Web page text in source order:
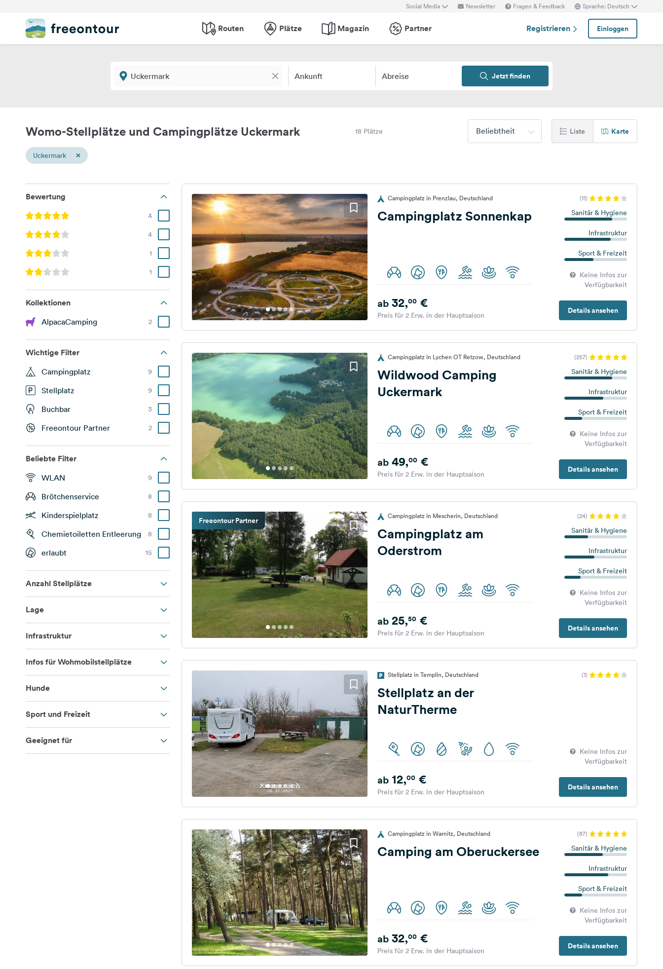
Social Media Newsletter Fragen & Feedback Sprache: Deutsch
Routen Plätze Magazin Partner Registrieren Einloggen
Ankunft Abreise Jetzt finden
Womo-Stellplätze und Campingplätze Uckermark 18 Plätze Beliebtheit Liste Karte
Uckermark ×
Bewertung
4
4
1
1
Kollektionen
AlpacaCamping 2
Wichtige Filter
Campingplatz 9
Stellplatz 9
Buchbar 3
Freeontour Partner 2
Beliebte Filter
WLAN 9
Brötchenservice 8
Kinderspielplatz 8
Chemietoiletten Entleerung 8
erlaubt 15
Anzahl Stellplätze
Lage
Infrastruktur
Infos für Wohmobilstellplätze
Hunde
Sport und Freizeit
Geeignet für
Campingplatz in Prenzlau, Deutschland (11)
Campingplatz Sonnenkap Sanitär & Hygiene
Infrastruktur
Sport & Freizeit
Keine Infos zur
Verfügbarkeit
Details ansehen
ab32,00€
Preis für 2 Erw. in der Hauptsaison
Campingplatz in Lychen OT Retzow, Deutschland (257)
Wildwood Camping
Uckermark
Sanitär & Hygiene
Infrastruktur
Sport & Freizeit
Keine Infos zur
Verfügbarkeit
Details ansehen
ab49,00€
Preis für 2 Erw. in der Hauptsaison
Freeontour Partner Campingplatz in Mescherin, Deutschland (24)
Campingplatz am
Oderstrom
Sanitär & Hygiene
Infrastruktur
Sport & Freizeit
Keine Infos zur
Verfügbarkeit
Details ansehen
ab25,50€
Preis für 2 Erw. in der Hauptsaison
Stellplatz in Templin, Deutschland (1)
Stellplatz an der
NaturTherme
Keine Infos zur
Verfügbarkeit
Details ansehen
ab12,00€
Preis für 2 Erw. in der Hauptsaison
Campingplatz in Warnitz, Deutschland (87)
Camping am Oberuckersee Sanitär & Hygiene
Infrastruktur
Sport & Freizeit
Keine Infos zur
Verfügbarkeit
Details ansehen
ab32,00€
Preis für 2 Erw. in der Hauptsaison